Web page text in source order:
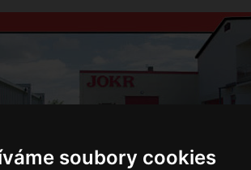
soubory cookies